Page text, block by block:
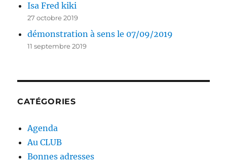
Isa Fred kiki
27 octobre 2019
démonstration à sens le 07/09/2019
11 septembre 2019
CATÉGORIES
Agenda
Au CLUB
Bonnes adresses